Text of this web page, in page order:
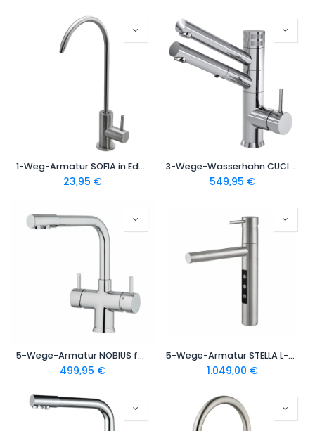
1-Weg-Armatur SOFIA in Edelstahl massiv - Osmose Wasserhahn | Farben: Edelstahl gebürstet, Schwarz
23,95 €
3-Wege-Wasserhahn CUCINA IDEALE Made in Italy | in verschiedenen Ausführungen
549,95 €
5-Wege-Armatur NOBIUS für Sprudelwasser - Made in Italy - in verschiedenen Ausführungen
499,95 €
5-Wege-Armatur STELLA L-Auslauf in Edelstahl massiv | Made in Italy
1.049,00 €